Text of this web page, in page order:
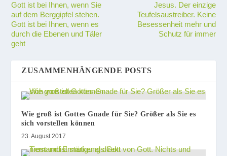
Gott ist bei Ihnen, wenn Sie
auf dem Berggipfel stehen.
Gott ist bei Ihnen, wenn es
durch die Ebenen und Täler
geht
Jesus. Der einzige
Teufelsaustreiber. Keine
Besessenheit mehr und
Schutz für immer
ZUSAMMENHÄNGENDE POSTS
Wie groß ist Gottes Gnade für Sie? Größer als Sie es
sich vorstellen können
23. August 2017